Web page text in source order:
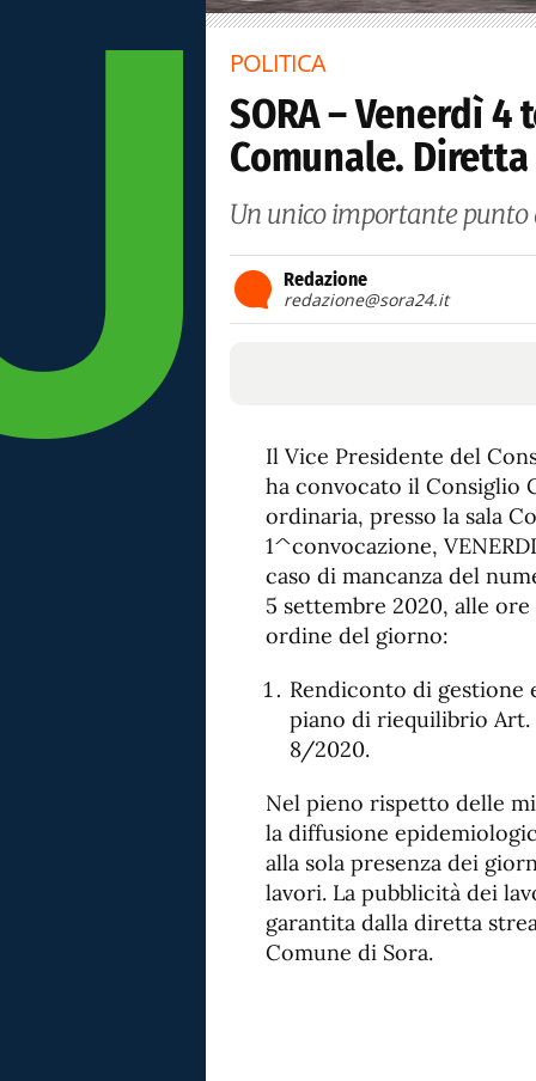
POLITICA
SORA – Venerdì
Comunale.
Un unico importante punto
Redazione
redazione@sora24.it
Il Vice Presidente del
ha convocato il Consiglio
ordinaria, presso la sala
1^convocazione,
caso di mancanza del
5 settembre 2020, alle
ordine del giorno:
Rendiconto di gestione
piano di riequilibrio Art.
8/2020.
Nel pieno rispetto delle
la diffusione
alla sola presenza dei
lavori. La pubblicità dei
garantita dalla diretta
Comune di Sora.